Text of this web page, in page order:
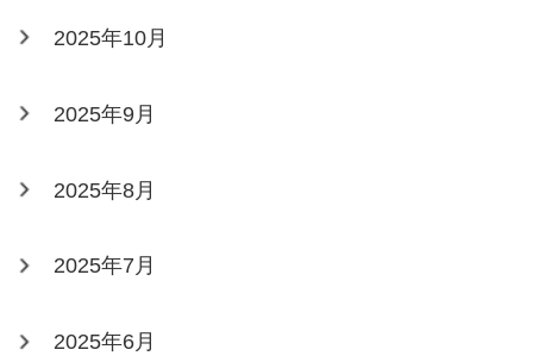
2025年10月
2025年9月
2025年8月
2025年7月
2025年6月